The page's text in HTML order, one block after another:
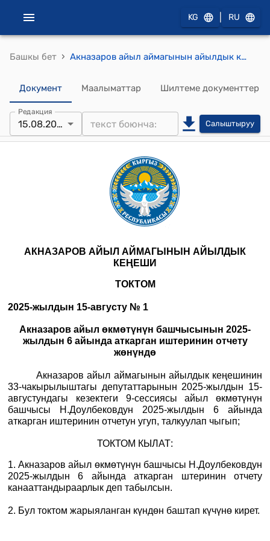
KG RU
Башкы бет › Акназаров айыл аймагынын айылдык кеңешинин 2025-жылдын 15-августундагы № 1 "Акназаров айыл өкмөтүнүн башчысынын 2025-жылдын 6 айында аткарган иштеринин отчету жөнүндө" токтому
Документ Маалыматтар Шилтеме документтер
Редакция
15.08.2025 Салыштыруу